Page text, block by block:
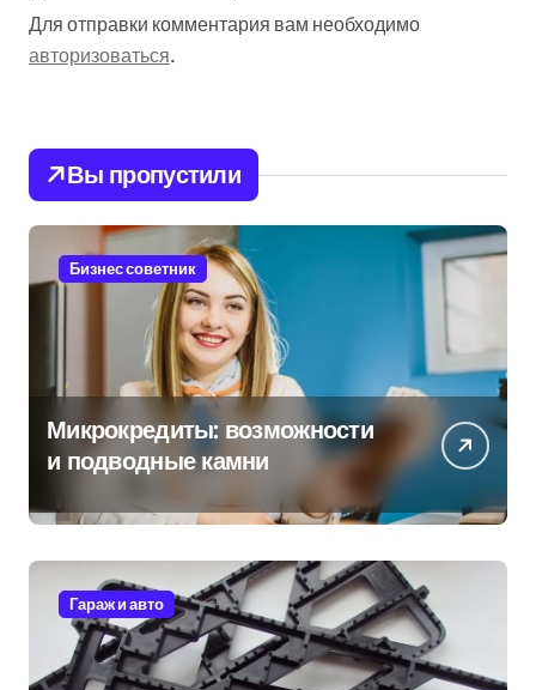
Для отправки комментария вам необходимо
авторизоваться.
Вы пропустили
Бизнес советник
Микрокредиты: возможности
и подводные камни
Гараж и авто